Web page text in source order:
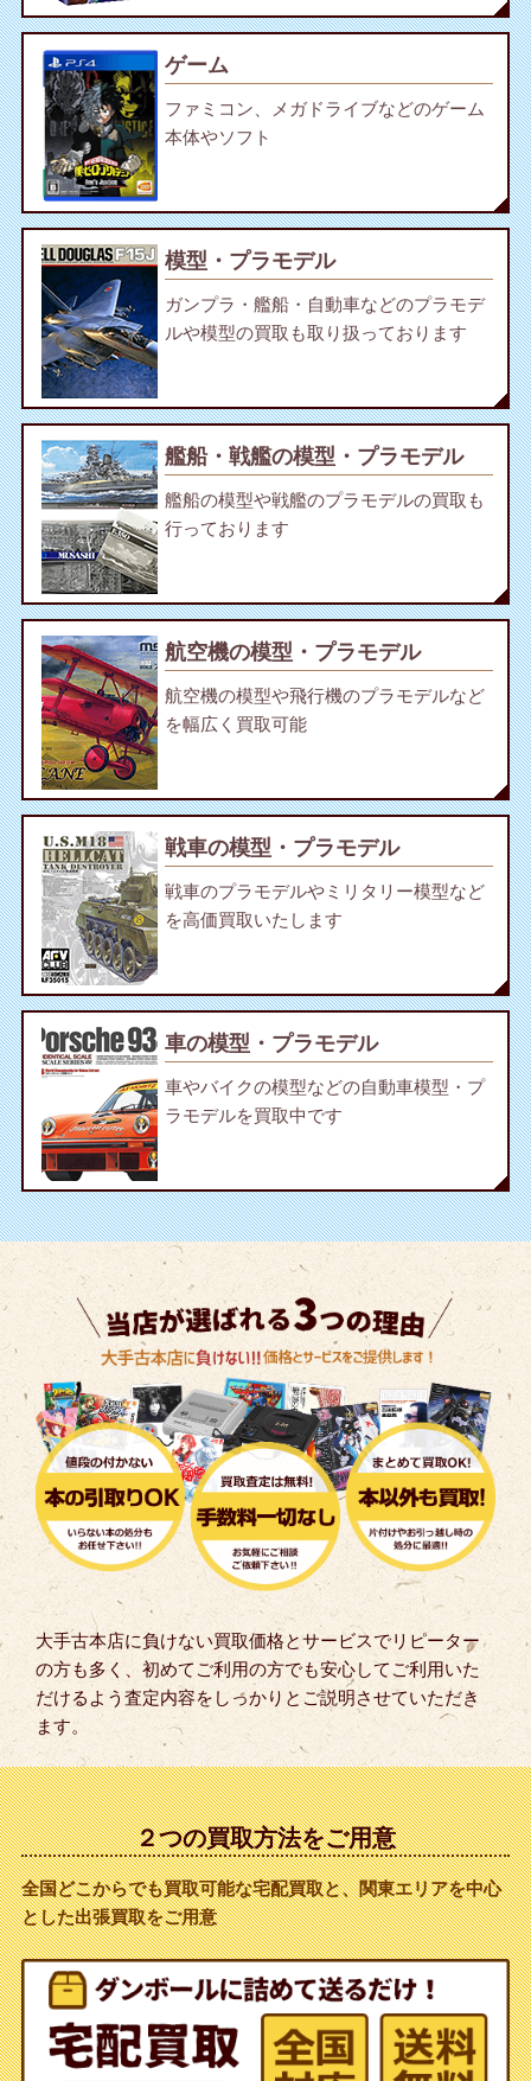
ゲーム
ファミコン、メガドライブなどのゲーム
本体やソフト
模型・プラモデル
ガンプラ・艦船・自動車などのプラモデ
ルや模型の買取も取り扱っております
艦船・戦艦の模型・プラモデル
艦船の模型や戦艦のプラモデルの買取も
行っております
航空機の模型・プラモデル
航空機の模型や飛行機のプラモデルなど
を幅広く買取可能
戦車の模型・プラモデル
戦車のプラモデルやミリタリー模型など
を高価買取いたします
車の模型・プラモデル
車やバイクの模型などの自動車模型・プ
ラモデルを買取中です
大手古本店に負けない買取価格とサービスでリピーター
の方も多く、初めてご利用の方でも安心してご利用いた
だけるよう査定内容をしっかりとご説明させていただき
ます。
２つの買取方法をご用意
全国どこからでも買取可能な宅配買取と、関東エリアを中心
とした出張買取をご用意